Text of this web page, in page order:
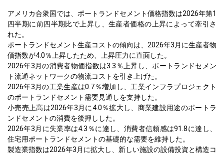
アメリカ合衆国では、ポートランドセメント価格指数は2026年第1
四半期に前四半期比で上昇し、生産者価格の上昇によって牽引さ
れた。
ポートランドセメント生産コストの傾向は、2026年3月に生産者物
価指数が4.0％上昇したため、上昇圧力に直面した。
2026年3月の消費者物価指数は3.3％上昇し、ポートランドセメン
ト流通ネットワークの物流コストを引き上げた。
2026年3月の工業生産は0.7％増加し、工業インフラプロジェクト
のポートランドセメント需要見通しを支持した。
小売売上高は2026年3月に4.0％拡大し、商業建設用途のポートラ
ンドセメントの消費を後押しした。
2026年3月に失業率は4.3％に達し、消費者信頼感は91.8に達し、
住宅用ポートランドセメントの基礎的な需要を維持した。
製造業指数は2026年3月に拡大し、新しい施設の設備投資と構造コ